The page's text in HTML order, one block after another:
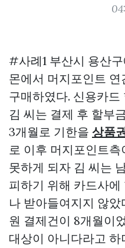
#사례1 부산시 용산
몬에서 머지포인트
구매하였다. 신용카
김 씨는 결제 후 할부
3개월로 기한을 상품
로 이후 머지포인트
못하게 되자 김 씨는
피하기 위해 카드사
나 받아들여지지 않
원 결제건이 8개월이
대상이 아니다라고